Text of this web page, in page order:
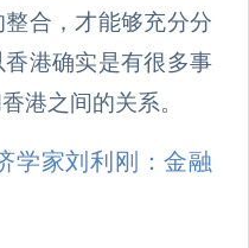
合，才能够充分分
港确实是有很多事
港之间的关系。
学家刘利刚：金融